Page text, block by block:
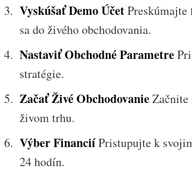
Vyskúšať Demo Účet
sa do živého obchodovania.
Nastaviť Obchodné Parametre
stratégie.
Začať Živé ObchodovanieZačnite
živom trhu.
Výber FinanciíPristupujte k
24 hodín.